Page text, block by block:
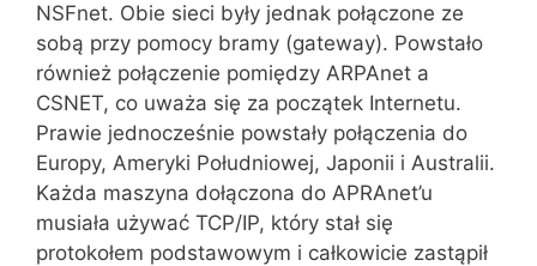
NSFnet. Obie sieci były jednak połączone ze
sobą przy pomocy bramy (gateway). Powstało
również połączenie pomiędzy ARPAnet a
CSNET, co uważa się za początek Internetu.
Prawie jednocześnie powstały połączenia do
Europy, Ameryki Południowej, Japonii i Australii.
Każda maszyna dołączona do APRAnet’u
musiała używać TCP/IP, który stał się
protokołem podstawowym i całkowicie zastąpił